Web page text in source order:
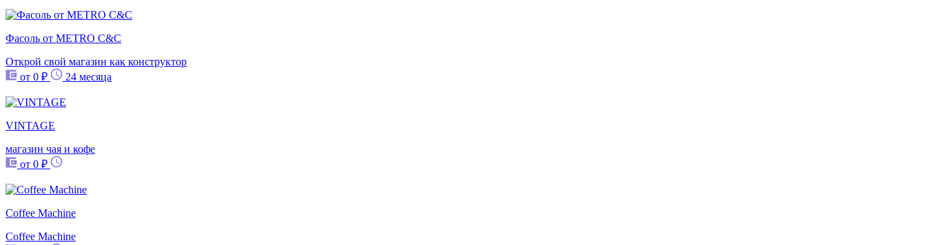
Фасоль от METRO C&C
Открой свой магазин как конструктор
от 0 ₽
24 месяца
VINTAGE
магазин чая и кофе
от 0 ₽
Coffee Machine
Coffee Machine